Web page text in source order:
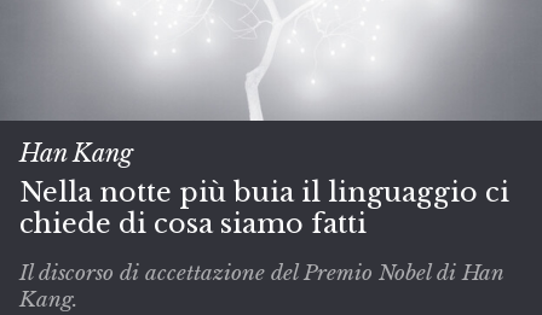
Han Kang
Nella notte più buia il linguaggio ci
chiede di cosa siamo fatti
Il discorso di accettazione del Premio Nobel di Han
Kang.